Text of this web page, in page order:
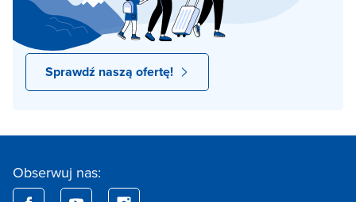
Sprawdź naszą ofertę!
Obserwuj nas: